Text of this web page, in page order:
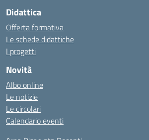
Didattica
Offerta formativa
Le schede didattiche
I progetti
Novità
Albo online
Le notizie
Le circolari
Calendario eventi